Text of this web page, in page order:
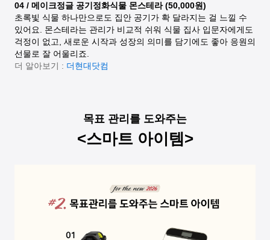
04 / 메이크정글 공기정화식물 몬스테라 (50,000원)
초록빛 식물 하나만으로도 집안 공기가 확 달라지는 걸 느낄 수
있어요. 몬스테라는 관리가 비교적 쉬워 식물 집사 입문자에게도
걱정이 없고, 새로운 시작과 성장의 의미를 담기에도 좋아 응원의
선물로 잘 어울리죠.
더 알아보기 : 더현대닷컴
목표 관리를 도와주는
<스마트 아이템>